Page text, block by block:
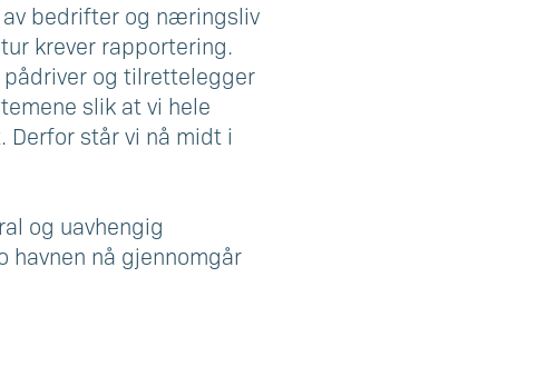
av bedrifter og næringsliv
krever rapportering.
pådriver og tilrettelegger
slik at vi hele
Derfor står vi nå midt i
og uavhengig
havnen nå gjennomgår